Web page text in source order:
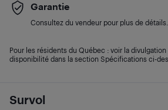
Survol
Garantie
Consultez du vendeur pour plus de détails.
Pour les résidents du Québec : voir la divulgation
disponibilité dans la section Spécifications ci-